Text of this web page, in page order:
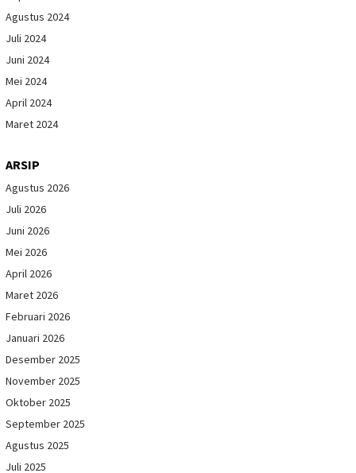
Agustus 2024
Juli 2024
Juni 2024
Mei 2024
April 2024
Maret 2024
ARSIP
Agustus 2026
Juli 2026
Juni 2026
Mei 2026
April 2026
Maret 2026
Februari 2026
Januari 2026
Desember 2025
November 2025
Oktober 2025
September 2025
Agustus 2025
Juli 2025